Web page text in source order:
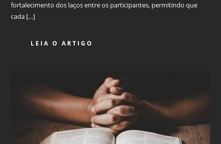
fortalecimento dos laços entre os participantes, permitindo que
cada […]
LEIA O ARTIGO